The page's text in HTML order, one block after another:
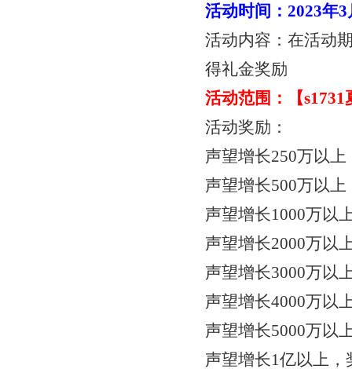
活动时间：2023年
活动内容：在活动
得礼金奖励
活动范围：【
活动奖励：
声望增长250万以
声望增长500万以
声望增长1000万以
声望增长2000万以
声望增长3000万以
声望增长4000万以
声望增长5000万以
声望增长1亿以上，